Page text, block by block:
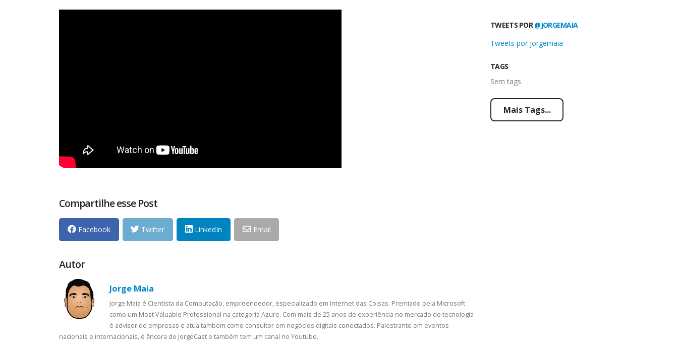
TWEETS POR@JORGEMAIA
Tweets por jorgemaia
TAGS
Sem tags
Mais Tags...
Compartilhe esse Post
Facebook Twitter LinkedIn Email
Autor
Jorge Maia
Jorge Maia é Cientista da Computação, empreendedor, especializado em Internet das Coisas. Premiado pela Microsoft
como um Most Valuable Professional na categoria Azure. Com mais de 25 anos de experiência no mercado de tecnologia
é advisor de empresas e atua também como consultor em negócios digitais conectados. Palestrante em eventos
nacionais e internacionais, é âncora do JorgeCast e também tem um canal no Youtube.